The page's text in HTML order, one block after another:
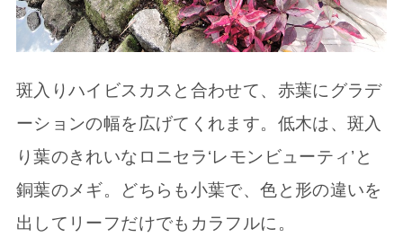
斑入りハイビスカスと合わせて、赤葉にグラデ
ーションの幅を広げてくれます。低木は、斑入
り葉のきれいなロニセラ‘レモンビューティ’と
銅葉のメギ。どちらも小葉で、色と形の違いを
出してリーフだけでもカラフルに。